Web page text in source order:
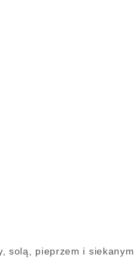
solą, pieprzem i siekanym